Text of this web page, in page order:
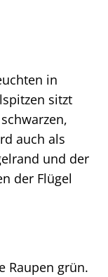
in
sitzt
auch als
und der
der Flügel
Raupen grün.